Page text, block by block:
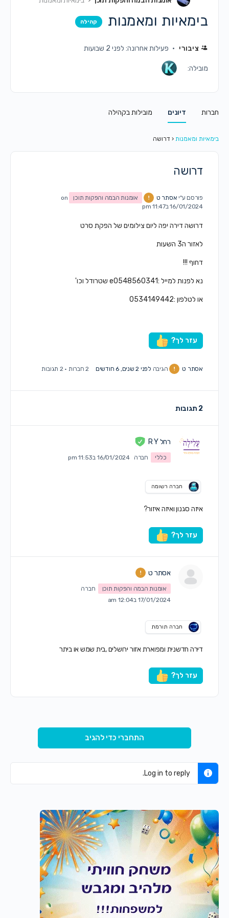
בימאיות ומאמנות קהילה
ציבורי פעילות אחרונה: לפני 2 שבועות
מובילה:
חברות דיונים מובילות בקהילה
בימאיות ומאמנות ‹ דרושה
דרושה
פורסם ע"י אסתר ט אומנות הבמה והפקות תוכן
on
16/01/2024 ב11:47 pm
דרושה דירה יפה ליום צילומים של הפקת סרט
לאזור ה3 השעות
דחוף !!!
נא לפנות למייל :e0548560341 שטרודל וכו'
או לטלפון :0534149442
עזר לך?
אסתר ט הגיבה לפני 2 שנים, 6 חודשים 2 חברות · 2 תגובות
2 תגובות
רחל R Y
כללי חברה 16/01/2024 ב11:53 pm
חברה רשומה
איזה סגנון ואיזה איזור?
עזר לך?
אסתר ט
אומנות הבמה והפקות תוכן
חברה
17/01/2024 ב12:04 am
חברה תורמת
דירה חדשנית ומפוארת אזור ירושלים ,בית שמש או ביתר
עזר לך?
התחברי כדי להגיב
Log in to reply.